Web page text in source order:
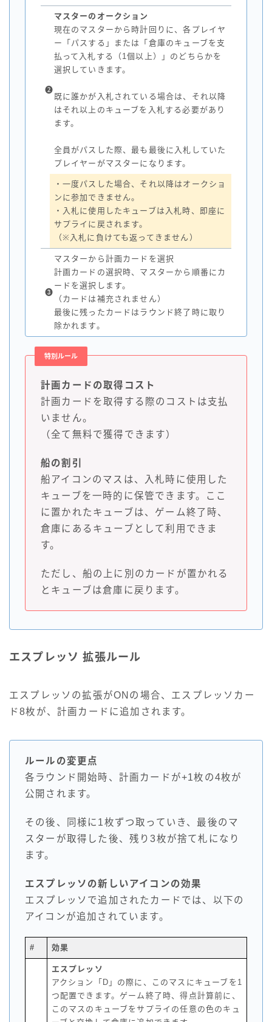
❷
マスターのオークション
現在のマスターから時計回りに、各プレイヤ
ー「パスする」または「倉庫のキューブを支
払って入札する（1個以上）」のどちらかを
選択していきます。
既に誰かが入札されている場合は、それ以降
はそれ以上のキューブを入札する必要があり
ます。
全員がパスした際、最も最後に入札していた
プレイヤーがマスターになります。
・一度パスした場合、それ以降はオークショ
ンに参加できません。
・入札に使用したキューブは入札時、即座に
サプライに戻されます。
（※入札に負けても返ってきません）
❸
マスターから計画カードを選択
計画カードの選択時、マスターから順番にカ
ードを選択します。
（カードは補充されません）
最後に残ったカードはラウンド終了時に取り
除かれます。
特別ルール
計画カードの取得コスト
計画カードを取得する際のコストは支払
いません。
（全て無料で獲得できます）
船の割引
船アイコンのマスは、入札時に使用した
キューブを一時的に保管できます。ここ
に置かれたキューブは、ゲーム終了時、
倉庫にあるキューブとして利用できま
す。
ただし、船の上に別のカードが置かれる
とキューブは倉庫に戻ります。
エスプレッソ 拡張ルール
エスプレッソの拡張がONの場合、エスプレッソカー
ド8枚が、計画カードに追加されます。
ルールの変更点
各ラウンド開始時、計画カードが+1枚の4枚が
公開されます。
その後、同様に1枚ずつ取っていき、最後のマ
スターが取得した後、残り3枚が捨て札になり
ます。
エスプレッソの新しいアイコンの効果
エスプレッソで追加されたカードでは、以下の
アイコンが追加されています。
# 効果
エスプレッソ
アクション「D」の際に、このマスにキューブを1
つ配置できます。ゲーム終了時、得点計算前に、
このマスのキューブをサプライの任意の色のキュ